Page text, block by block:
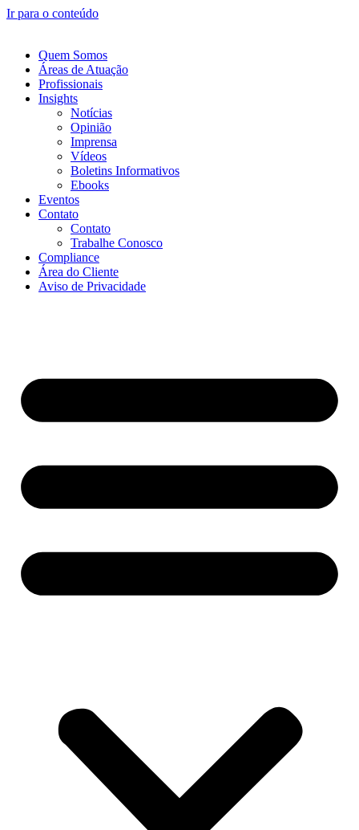
Ir para o conteúdo
Quem Somos
Áreas de Atuação
Profissionais
Insights
Notícias
Opinião
Imprensa
Vídeos
Boletins Informativos
Ebooks
Eventos
Contato
Contato
Trabalhe Conosco
Compliance
Área do Cliente
Aviso de Privacidade